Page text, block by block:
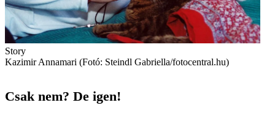
Story
Kazimir Annamari (Fotó: Steindl Gabriella/fotocentral.hu)
Csak nem? De igen!